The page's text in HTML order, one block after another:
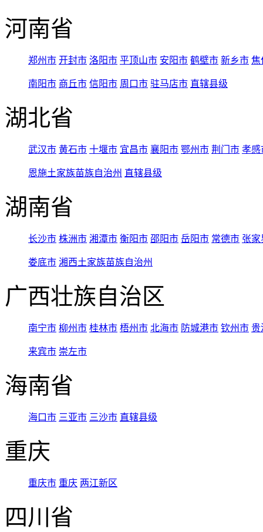
河南省
郑州市 开封市 洛阳市 平顶山市 安阳市 鹤壁市 新乡市 焦
南阳市 商丘市 信阳市 周口市 驻马店市 直辖县级
湖北省
武汉市 黄石市 十堰市 宜昌市 襄阳市 鄂州市 荆门市 孝感
恩施土家族苗族自治州 直辖县级
湖南省
长沙市 株洲市 湘潭市 衡阳市 邵阳市 岳阳市 常德市 张家
娄底市 湘西土家族苗族自治州
广西壮族自治区
南宁市 柳州市 桂林市 梧州市 北海市 防城港市 钦州市 贵
来宾市 崇左市
海南省
海口市 三亚市 三沙市 直辖县级
重庆
重庆市 重庆 两江新区
四川省